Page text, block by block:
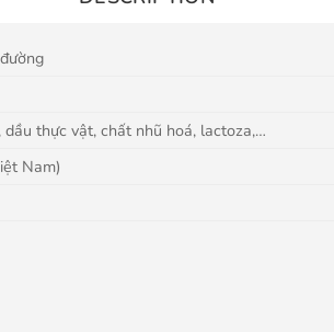
dầu thực vật, chất nhũ hoá, lactoza,…
Nam)